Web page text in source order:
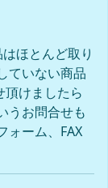
ほとんど取り
ていない商品
けましたら
うお問合せも
ォーム、FAX